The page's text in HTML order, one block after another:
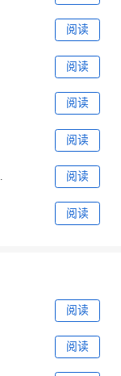
阅读
阅读
阅读
阅读
阅读
阅读
阅读
阅读